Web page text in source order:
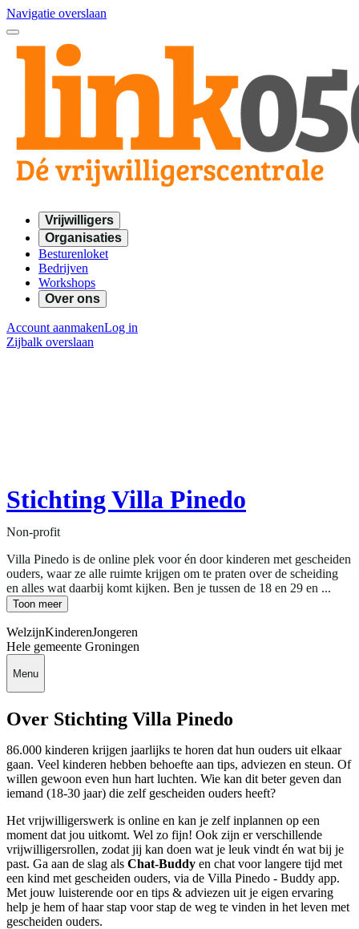
Navigatie overslaan
Vrijwilligers
Organisaties
Besturenloket
Bedrijven
Workshops
Over ons
Account aanmakenLog in
Zijbalk overslaan
Stichting Villa Pinedo
Non-profit
Villa Pinedo is de online plek voor én door kinderen met gescheiden
ouders, waar ze alle ruimte krijgen om te praten over de scheiding
en alles wat daarbij komt kijken. Ben je tussen de 18 en 29 en ...
Toon meer
WelzijnKinderenJongeren
Hele gemeente Groningen
Menu
Over Stichting Villa Pinedo
86.000 kinderen krijgen jaarlijks te horen dat hun ouders uit elkaar
gaan. Veel kinderen hebben behoefte aan tips, adviezen en steun. Of
willen gewoon even hun hart luchten. Wie kan dit beter geven dan
iemand (18-30 jaar) die zelf gescheiden ouders heeft?
Het vrijwilligerswerk is online en kan je zelf inplannen op een
moment dat jou uitkomt. Wel zo fijn! Ook zijn er verschillende
vrijwilligersrollen, zodat jij kan doen wat je leuk vindt én wat bij je
past. Ga aan de slag als Chat-Buddy en chat voor langere tijd met
een kind met gescheiden ouders, via de Villa Pinedo - Buddy app.
Met jouw luisterende oor en tips & adviezen uit je eigen ervaring
help je hem of haar stap voor stap de weg te vinden in het leven met
gescheiden ouders.